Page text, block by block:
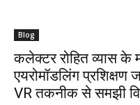
Blog
कलेक्टर रोहित व्यास के
एयरोमॉडलिंग प्रशिक्षण
VR तकनीक से समझी